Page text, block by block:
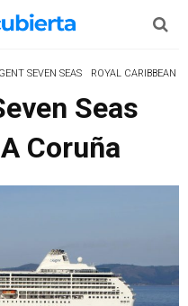
SEVEN SEAS ROYAL CARIBBEAN
Seas
Coruña